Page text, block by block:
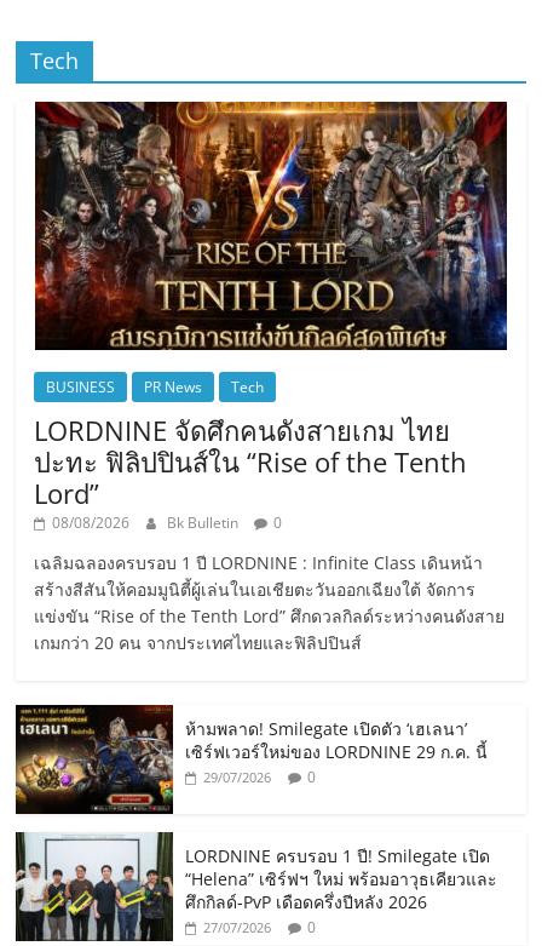
Tech
BUSINESS PR News Tech
LORDNINE จัดศึกคนดังสายเกม ไทย
ปะทะ ฟิลิปปินส์ใน “Rise of the Tenth
Lord”
08/08/2026 Bk Bulletin 0
เฉลิมฉลองครบรอบ 1 ปี LORDNINE : Infinite Class เดินหน้า
สร้างสีสันให้คอมมูนิตี้ผู้เล่นในเอเชียตะวันออกเฉียงใต้ จัดการ
แข่งขัน “Rise of the Tenth Lord” ศึกดวลกิลด์ระหว่างคนดังสาย
เกมกว่า 20 คน จากประเทศไทยและฟิลิปปินส์
ห้ามพลาด! Smilegate เปิดตัว ‘เฮเลนา’
เซิร์ฟเวอร์ใหม่ของ LORDNINE 29 ก.ค. นี้
29/07/2026 0
LORDNINE ครบรอบ 1 ปี! Smilegate เปิด
“Helena” เซิร์ฟฯ ใหม่ พร้อมอาวุธเคียวและ
ศึกกิลด์-PvP เดือดครึ่งปีหลัง 2026
27/07/2026 0